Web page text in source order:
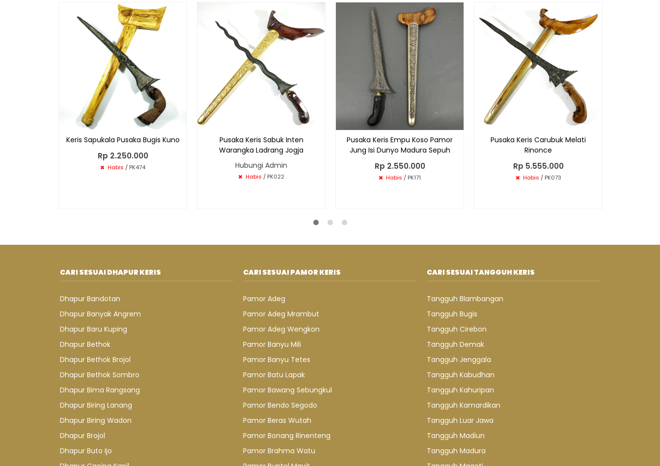
Keris Sapukala Pusaka Bugis Kuno
Rp 2.250.000
Habis / PK474
Pusaka Keris Sabuk Inten
Warangka Ladrang Jogja
Hubungi Admin
Habis / PK022
Pusaka Keris Empu Koso Pamor
Jung Isi Dunyo Madura Sepuh
Rp 2.550.000
Habis / PK171
Pusaka Keris Carubuk Melati
Rinonce
Rp 5.555.000
Habis / PK073
CARI SESUAI DHAPUR KERIS
Dhapur Bandotan
Dhapur Banyak Angrem
Dhapur Baru Kuping
Dhapur Bethok
Dhapur Bethok Brojol
Dhapur Bethok Sombro
Dhapur Bima Rangsang
Dhapur Biring Lanang
Dhapur Biring Wadon
Dhapur Brojol
Dhapur Buto Ijo
CARI SESUAI PAMOR KERIS
Pamor Adeg
Pamor Adeg Mrambut
Pamor Adeg Wengkon
Pamor Banyu Mili
Pamor Banyu Tetes
Pamor Batu Lapak
Pamor Bawang Sebungkul
Pamor Bendo Segodo
Pamor Beras Wutah
Pamor Bonang Rinenteng
Pamor Brahma Watu
CARI SESUAI TANGGUH KERIS
Tangguh Blambangan
Tangguh Bugis
Tangguh Cirebon
Tangguh Demak
Tangguh Jenggala
Tangguh Kabudhan
Tangguh Kahuripan
Tangguh Kamardikan
Tangguh Luar Jawa
Tangguh Madiun
Tangguh Madura